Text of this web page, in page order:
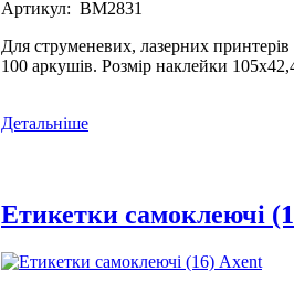
Артикул: BM2831
Для струменевих, лазерних
100 аркушів. Розмір наклейки
Детальніше
Етикетки самоклеючі